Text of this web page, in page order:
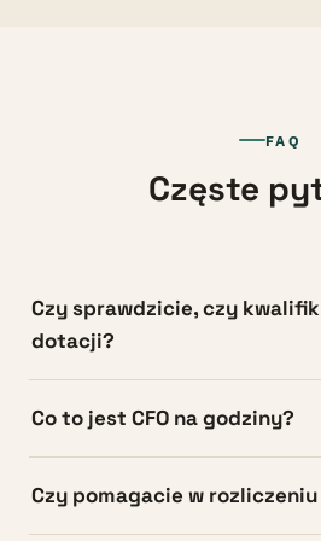
FAQ
Częste
Czy sprawdzicie, czy
dotacji?
dostępne programy UE i krajowe.
Co to jest CFO na godziny?
zadań — budżetowania,
Czy pomagacie w